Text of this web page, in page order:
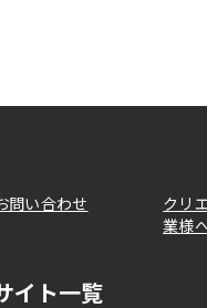
問い合わせ
クリ
業様
イト一覧